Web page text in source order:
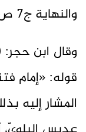
والنهاية ج7 ص210].
وقال ابن حجر:
قوله: «إمام
المشار إليه